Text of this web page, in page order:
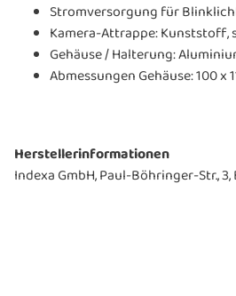
Stromversorgung für
Kamera-Attrappe: Kunststoff,
Gehäuse / Halterung:
Abmessungen Gehäuse: 100 x
Herstellerinformationen
Indexa GmbH, Paul-Böhringer-Str.,